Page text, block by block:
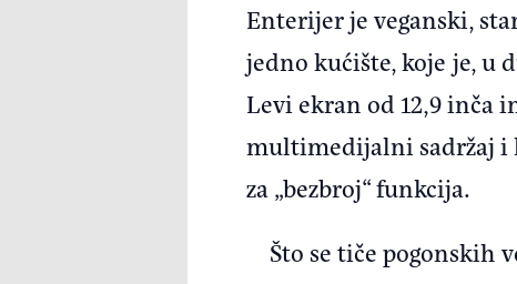
Enterijer je veganski,
jedno kućište, koje je, u
Levi ekran od 12,9 inča
multimedijalni sadržaj i
za „bezbroj“ funkcija.
Što se tiče pogonskih